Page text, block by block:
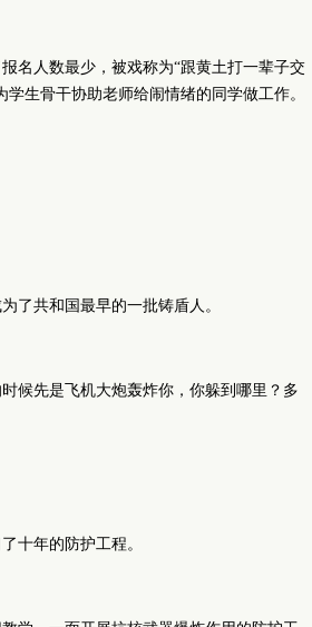
名人数最少，被戏称为“跟黄土打一辈子交
生骨干协助老师给闹情绪的同学做工作。
了共和国最早的一批铸盾人。
候先是飞机大炮轰炸你，你躲到哪里？多
十年的防护工程。